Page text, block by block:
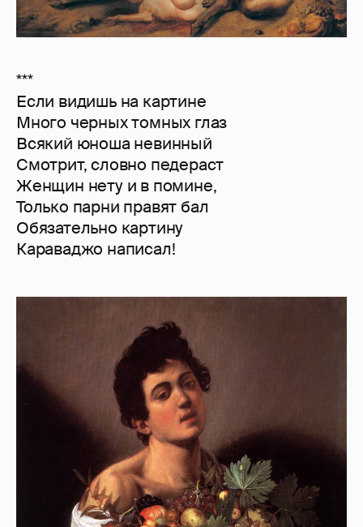
***
Если видишь на картине
Много черных томных глаз
Всякий юноша невинный
Смотрит, словно педераст
Женщин нету и в помине,
Только парни правят бал
Обязательно картину
Караваджо написал!